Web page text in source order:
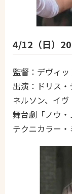
4/12（日）
監督：デヴィ
出演：ドリス
ネルソン、イ
舞台劇「ノウ
テクニカラー・